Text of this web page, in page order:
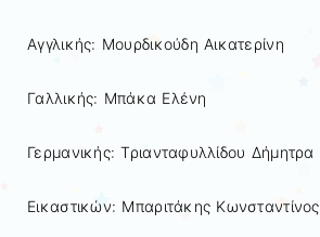
Αγγλικής: Μουρδικούδη Αικατερίνη
Γαλλικής: Μπάκα Ελένη
Γερμανικής: Τριανταφυλλίδου Δήμητρα
Εικαστικών: Μπαριτάκης Κωνσταντίνος